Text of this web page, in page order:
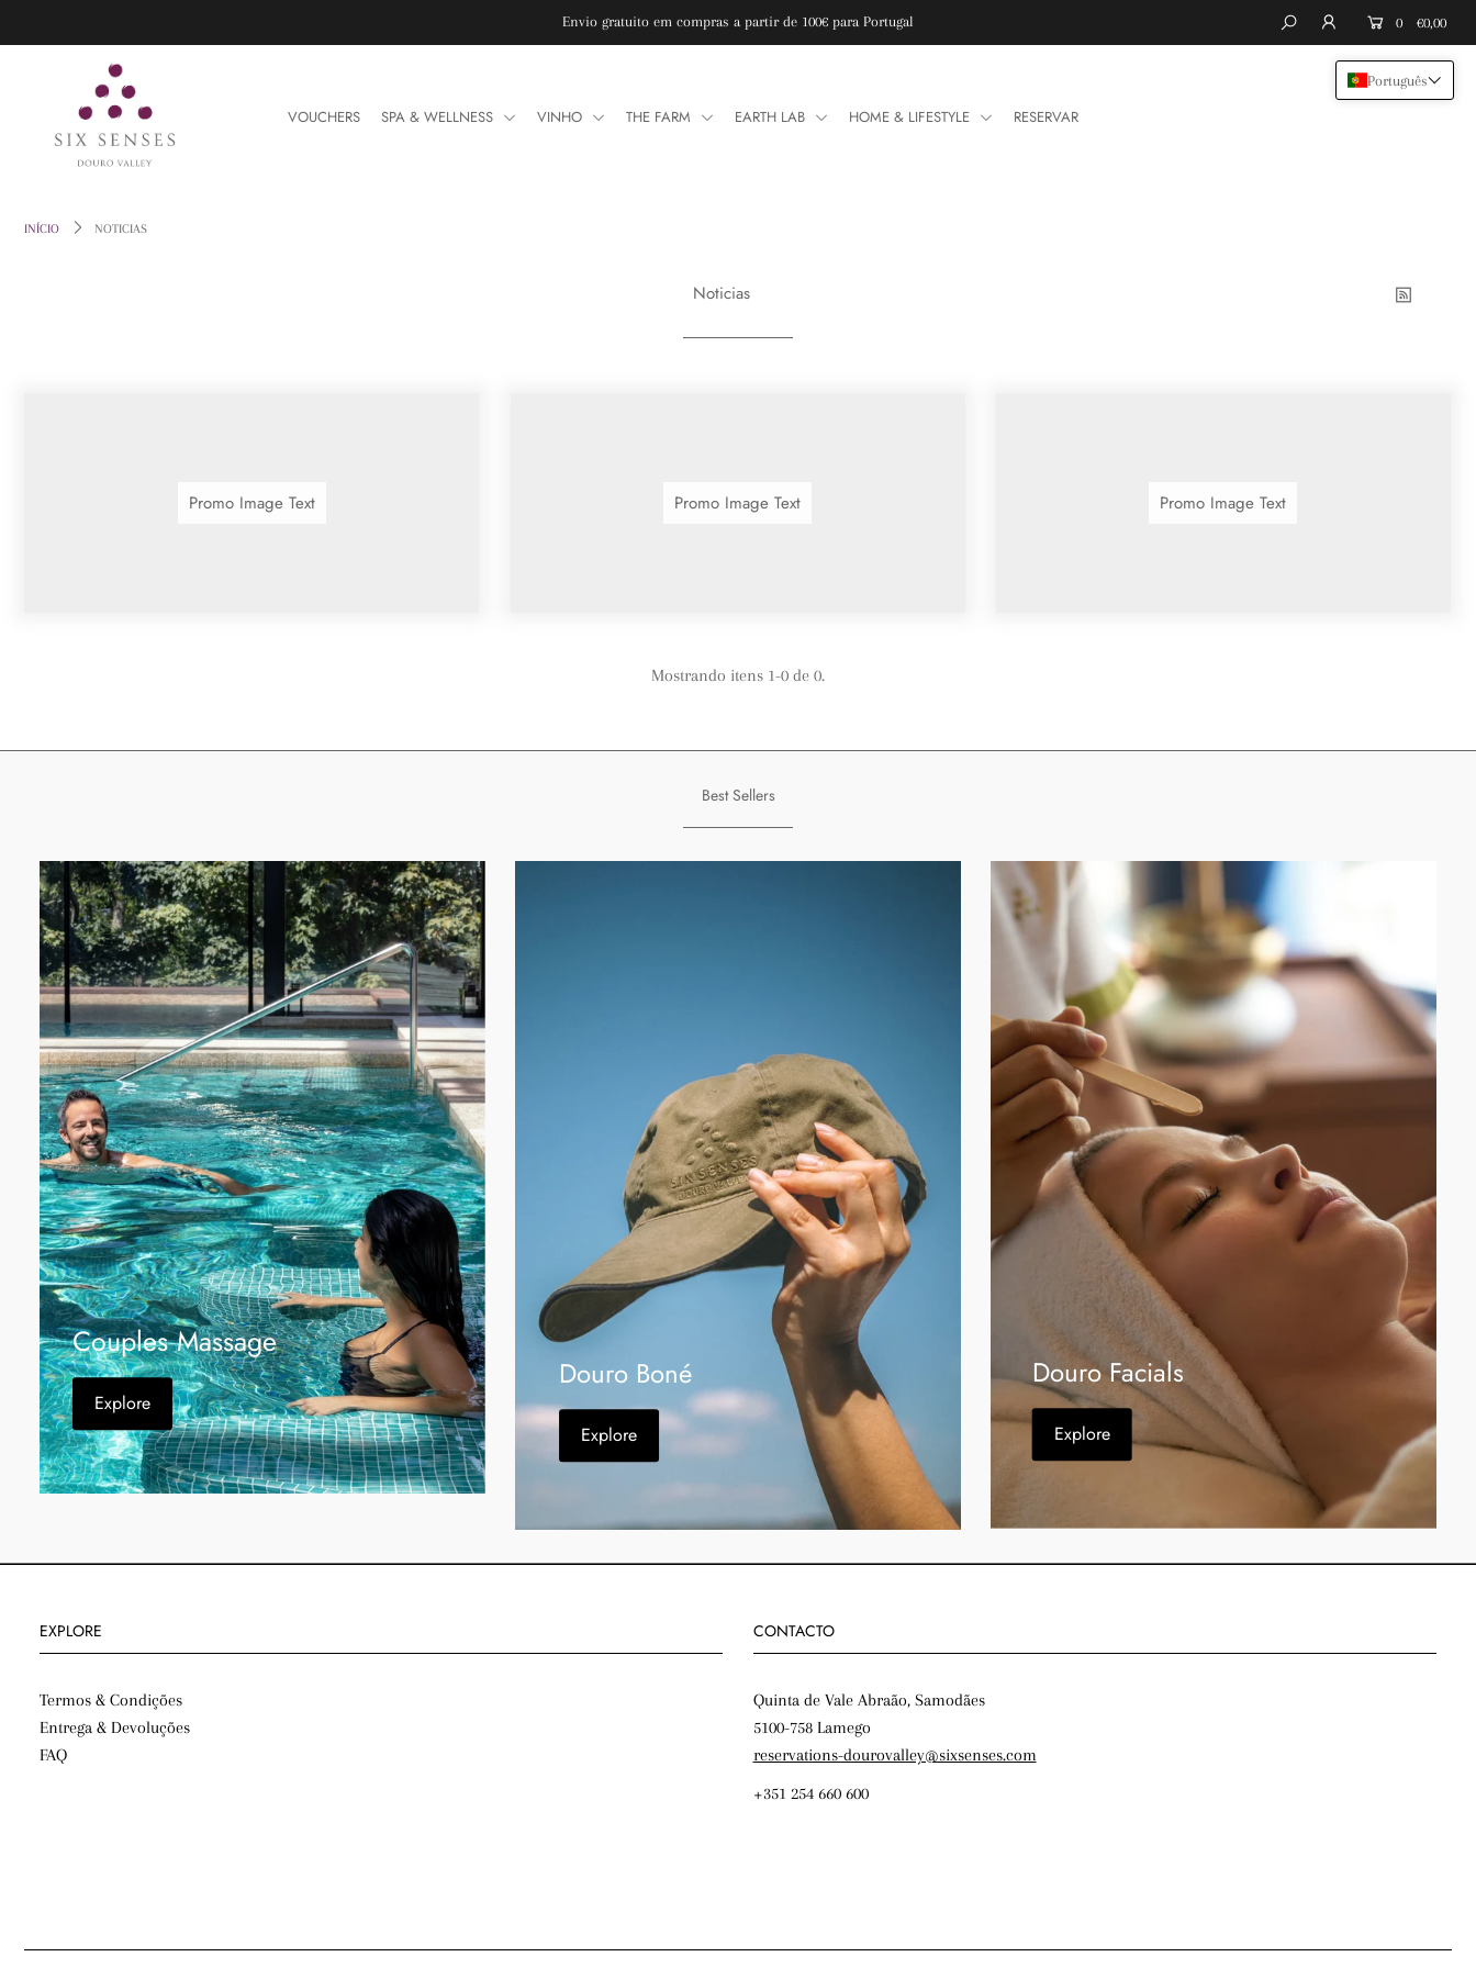
Envio gratuito em compras a partir de 100€ para Portugal 0 €0,00
VOUCHERS SPA & WELLNESS VINHO THE FARM EARTH LAB HOME & LIFESTYLE RESERVAR
INÍCIO NOTICIAS
Noticias
Promo Image Text Promo Image Text Promo Image Text
Mostrando itens 1-0 de 0.
Best Sellers
Couples Massage
Explore
Douro Boné
Explore
Douro Facials
Explore
EXPLORE
Termos & Condições
Entrega & Devoluções
FAQ
CONTACTO
Quinta de Vale Abraão, Samodães
5100-758 Lamego
reservations-dourovalley@sixsenses.com
+351 254 660 600
VOUCHERS
SPA & WELLNESS
THE FARM
Português